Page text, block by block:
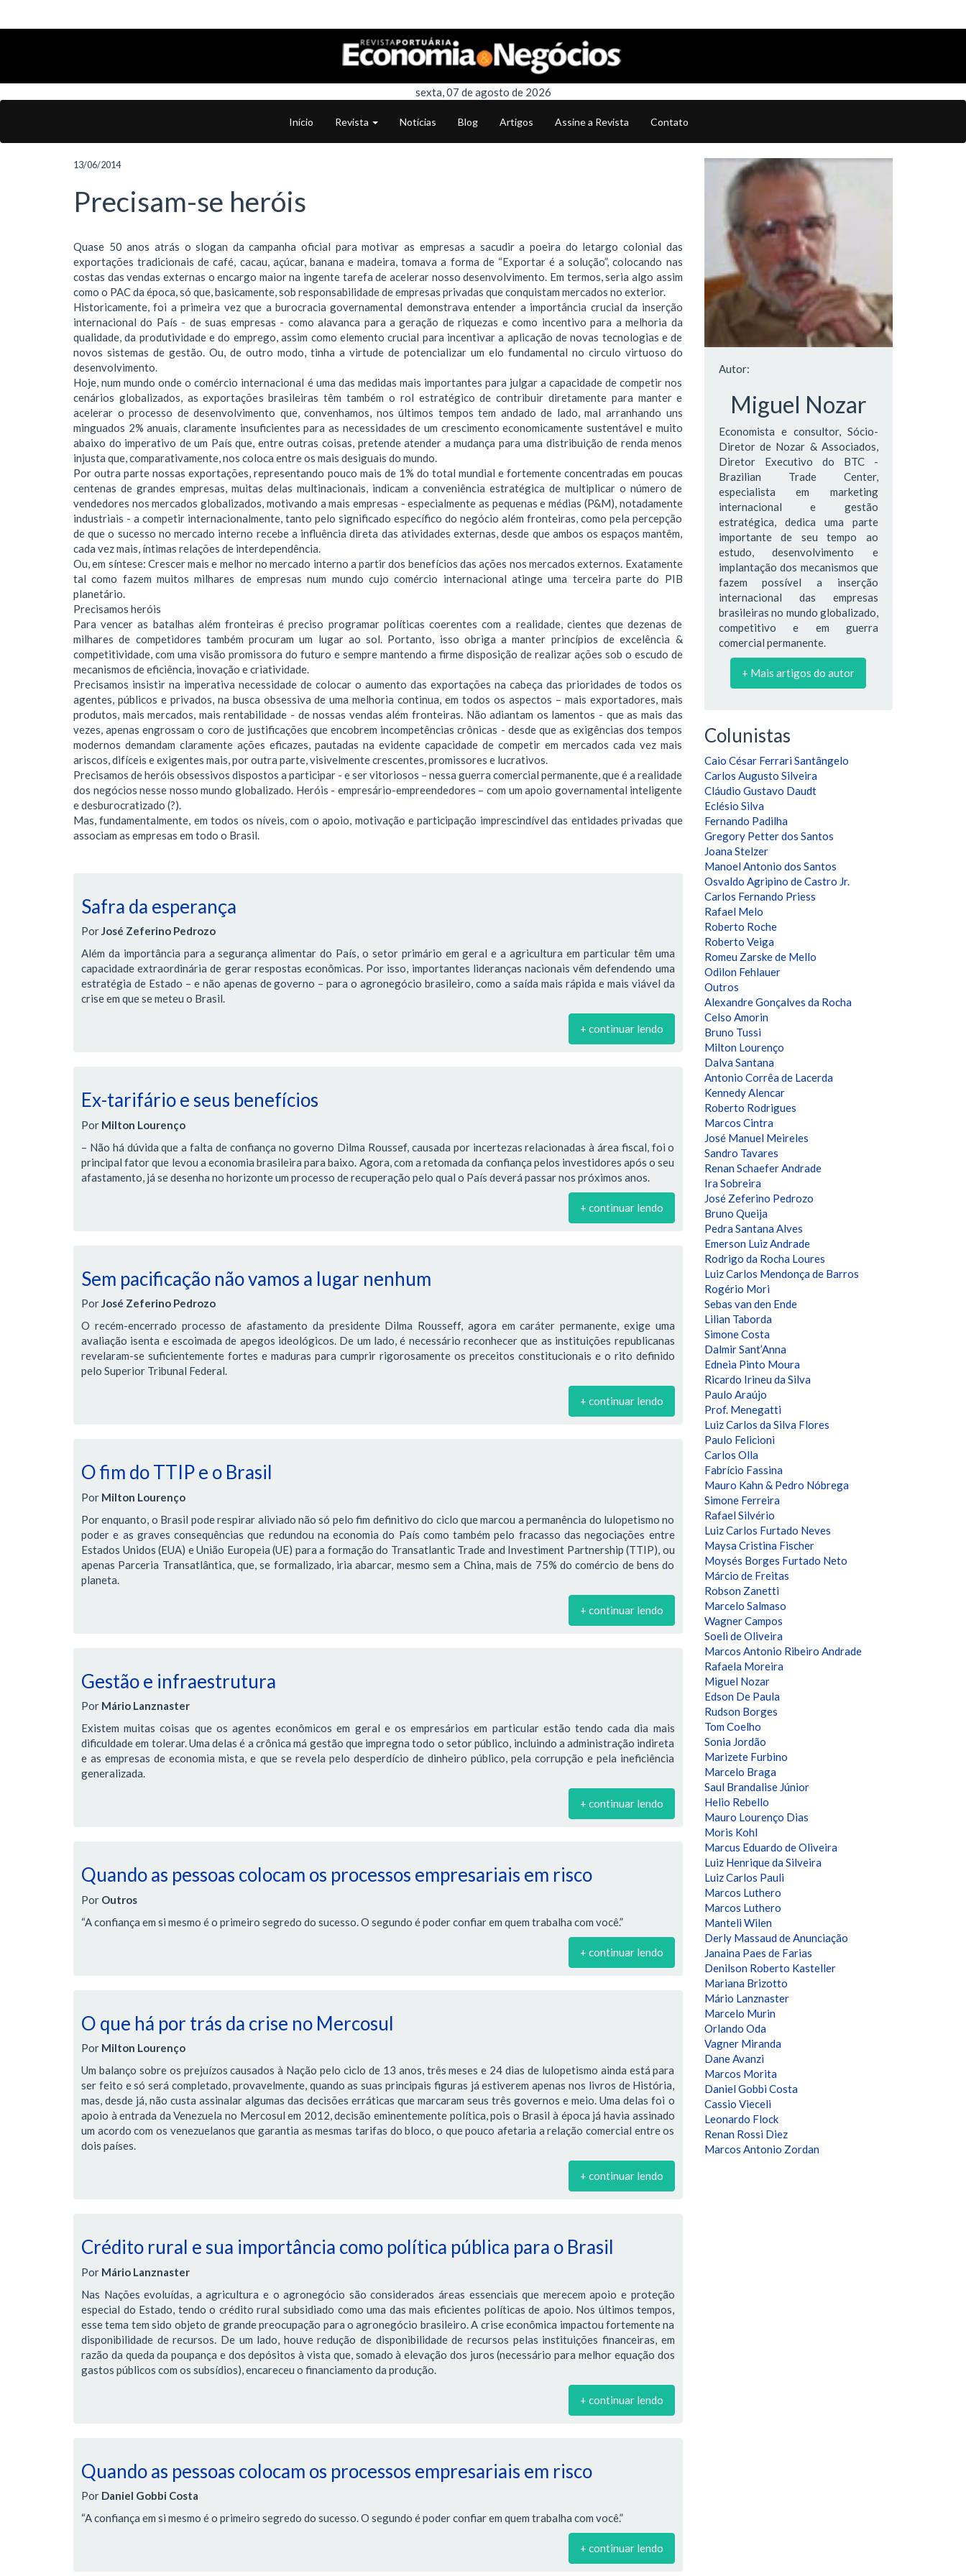
sexta, 07 de agosto de 2026
Início Revista Notícias Blog Artigos Assine a Revista Contato
13/06/2014
Precisam-se heróis
Quase 50 anos atrás o slogan da campanha oficial para motivar as empresas a sacudir a poeira do letargo colonial das
exportações tradicionais de café, cacau, açúcar, banana e madeira, tomava a forma de “Exportar é a solução”, colocando nas
costas das vendas externas o encargo maior na ingente tarefa de acelerar nosso desenvolvimento. Em termos, seria algo assim
como o PAC da época, só que, basicamente, sob responsabilidade de empresas privadas que conquistam mercados no exterior.
Historicamente, foi a primeira vez que a burocracia governamental demonstrava entender a importância crucial da inserção
internacional do País - de suas empresas - como alavanca para a geração de riquezas e como incentivo para a melhoria da
qualidade, da produtividade e do emprego, assim como elemento crucial para incentivar a aplicação de novas tecnologias e de
novos sistemas de gestão. Ou, de outro modo, tinha a virtude de potencializar um elo fundamental no circulo virtuoso do
desenvolvimento.
Hoje, num mundo onde o comércio internacional é uma das medidas mais importantes para julgar a capacidade de competir nos
cenários globalizados, as exportações brasileiras têm também o rol estratégico de contribuir diretamente para manter e
acelerar o processo de desenvolvimento que, convenhamos, nos últimos tempos tem andado de lado, mal arranhando uns
minguados 2% anuais, claramente insuficientes para as necessidades de um crescimento economicamente sustentável e muito
abaixo do imperativo de um País que, entre outras coisas, pretende atender a mudança para uma distribuição de renda menos
injusta que, comparativamente, nos coloca entre os mais desiguais do mundo.
Por outra parte nossas exportações, representando pouco mais de 1% do total mundial e fortemente concentradas em poucas
centenas de grandes empresas, muitas delas multinacionais, indicam a conveniência estratégica de multiplicar o número de
vendedores nos mercados globalizados, motivando a mais empresas - especialmente as pequenas e médias (P&M), notadamente
industriais - a competir internacionalmente, tanto pelo significado específico do negócio além fronteiras, como pela percepção
de que o sucesso no mercado interno recebe a influência direta das atividades externas, desde que ambos os espaços mantêm,
cada vez mais, íntimas relações de interdependência.
Ou, em síntese: Crescer mais e melhor no mercado interno a partir dos benefícios das ações nos mercados externos. Exatamente
tal como fazem muitos milhares de empresas num mundo cujo comércio internacional atinge uma terceira parte do PIB
planetário.
Precisamos heróis
Para vencer as batalhas além fronteiras é preciso programar políticas coerentes com a realidade, cientes que dezenas de
milhares de competidores também procuram um lugar ao sol. Portanto, isso obriga a manter princípios de excelência &
competitividade, com uma visão promissora do futuro e sempre mantendo a firme disposição de realizar ações sob o escudo de
mecanismos de eficiência, inovação e criatividade.
Precisamos insistir na imperativa necessidade de colocar o aumento das exportações na cabeça das prioridades de todos os
agentes, públicos e privados, na busca obsessiva de uma melhoria continua, em todos os aspectos – mais exportadores, mais
produtos, mais mercados, mais rentabilidade - de nossas vendas além fronteiras. Não adiantam os lamentos - que as mais das
vezes, apenas engrossam o coro de justificações que encobrem incompetências crônicas - desde que as exigências dos tempos
modernos demandam claramente ações eficazes, pautadas na evidente capacidade de competir em mercados cada vez mais
ariscos, difíceis e exigentes mais, por outra parte, visivelmente crescentes, promissores e lucrativos.
Precisamos de heróis obsessivos dispostos a participar - e ser vitoriosos – nessa guerra comercial permanente, que é a realidade
dos negócios nesse nosso mundo globalizado. Heróis - empresário-empreendedores – com um apoio governamental inteligente
e desburocratizado (?).
Mas, fundamentalmente, em todos os níveis, com o apoio, motivação e participação imprescindível das entidades privadas que
associam as empresas em todo o Brasil.
Safra da esperança
PorJosé Zeferino Pedrozo
Além da importância para a segurança alimentar do País, o setor primário em geral e a agricultura em particular têm uma
capacidade extraordinária de gerar respostas econômicas. Por isso, importantes lideranças nacionais vêm defendendo uma
estratégia de Estado – e não apenas de governo – para o agronegócio brasileiro, como a saída mais rápida e mais viável da
crise em que se meteu o Brasil.
+ continuar lendo
Ex-tarifário e seus benefícios
Por Milton Lourenço
– Não há dúvida que a falta de confiança no governo Dilma Roussef, causada por incertezas relacionadas à área fiscal, foi o
principal fator que levou a economia brasileira para baixo. Agora, com a retomada da confiança pelos investidores após o seu
afastamento, já se desenha no horizonte um processo de recuperação pelo qual o País deverá passar nos próximos anos.
+ continuar lendo
Sem pacificação não vamos a lugar nenhum
PorJosé Zeferino Pedrozo
O recém-encerrado processo de afastamento da presidente Dilma Rousseff, agora em caráter permanente, exige uma
avaliação isenta e escoimada de apegos ideológicos. De um lado, é necessário reconhecer que as instituições republicanas
revelaram-se suficientemente fortes e maduras para cumprir rigorosamente os preceitos constitucionais e o rito definido
pelo Superior Tribunal Federal.
+ continuar lendo
O fim do TTIP e o Brasil
Por Milton Lourenço
Por enquanto, o Brasil pode respirar aliviado não só pelo fim definitivo do ciclo que marcou a permanência do lulopetismo no
poder e as graves consequências que redundou na economia do País como também pelo fracasso das negociações entre
Estados Unidos (EUA) e União Europeia (UE) para a formação do Transatlantic Trade and Investiment Partnership (TTIP), ou
apenas Parceria Transatlântica, que, se formalizado, iria abarcar, mesmo sem a China, mais de 75% do comércio de bens do
planeta.
+ continuar lendo
Gestão e infraestrutura
Por Mário Lanznaster
Existem muitas coisas que os agentes econômicos em geral e os empresários em particular estão tendo cada dia mais
dificuldade em tolerar. Uma delas é a crônica má gestão que impregna todo o setor público, incluindo a administração indireta
e as empresas de economia mista, e que se revela pelo desperdício de dinheiro público, pela corrupção e pela ineficiência
generalizada.
+ continuar lendo
Quando as pessoas colocam os processos empresariais em risco
Por Outros
“A confiança em si mesmo é o primeiro segredo do sucesso. O segundo é poder confiar em quem trabalha com você.”
+ continuar lendo
O que há por trás da crise no Mercosul
Por Milton Lourenço
Um balanço sobre os prejuízos causados à Nação pelo ciclo de 13 anos, três meses e 24 dias de lulopetismo ainda está para
ser feito e só será completado, provavelmente, quando as suas principais figuras já estiverem apenas nos livros de História,
mas, desde já, não custa assinalar algumas das decisões erráticas que marcaram seus três governos e meio. Uma delas foi o
apoio à entrada da Venezuela no Mercosul em 2012, decisão eminentemente política, pois o Brasil à época já havia assinado
um acordo com os venezuelanos que garantia as mesmas tarifas do bloco, o que pouco afetaria a relação comercial entre os
dois países.
+ continuar lendo
Crédito rural e sua importância como política pública para o Brasil
Por Mário Lanznaster
Nas Nações evoluídas, a agricultura e o agronegócio são considerados áreas essenciais que merecem apoio e proteção
especial do Estado, tendo o crédito rural subsidiado como uma das mais eficientes políticas de apoio. Nos últimos tempos,
esse tema tem sido objeto de grande preocupação para o agronegócio brasileiro. A crise econômica impactou fortemente na
disponibilidade de recursos. De um lado, houve redução de disponibilidade de recursos pelas instituições financeiras, em
razão da queda da poupança e dos depósitos à vista que, somado à elevação dos juros (necessário para melhor equação dos
gastos públicos com os subsídios), encareceu o financiamento da produção.
+ continuar lendo
Quando as pessoas colocam os processos empresariais em risco
Por Daniel Gobbi Costa
“A confiança em si mesmo é o primeiro segredo do sucesso. O segundo é poder confiar em quem trabalha com você.”
+ continuar lendo
Autor:
Miguel Nozar
Economista e consultor, Sócio-
Diretor de Nozar & Associados,
Diretor Executivo do BTC -
Brazilian Trade Center,
especialista em marketing
internacional e gestão
estratégica, dedica uma parte
importante de seu tempo ao
estudo, desenvolvimento e
implantação dos mecanismos que
fazem possível a inserção
internacional das empresas
brasileiras no mundo globalizado,
competitivo e em guerra
comercial permanente.
+ Mais artigos do autor
Colunistas
Caio César Ferrari Santângelo
Carlos Augusto Silveira
Cláudio Gustavo Daudt
Eclésio Silva
Fernando Padilha
Gregory Petter dos Santos
Joana Stelzer
Manoel Antonio dos Santos
Osvaldo Agripino de Castro Jr.
Carlos Fernando Priess
Rafael Melo
Roberto Roche
Roberto Veiga
Romeu Zarske de Mello
Odilon Fehlauer
Outros
Alexandre Gonçalves da Rocha
Celso Amorin
Bruno Tussi
Milton Lourenço
Dalva Santana
Antonio Corrêa de Lacerda
Kennedy Alencar
Roberto Rodrigues
Marcos Cintra
José Manuel Meireles
Sandro Tavares
Renan Schaefer Andrade
Ira Sobreira
José Zeferino Pedrozo
Bruno Queija
Pedra Santana Alves
Emerson Luiz Andrade
Rodrigo da Rocha Loures
Luiz Carlos Mendonça de Barros
Rogério Mori
Sebas van den Ende
Lilian Taborda
Simone Costa
Dalmir Sant’Anna
Edneia Pinto Moura
Ricardo Irineu da Silva
Paulo Araújo
Prof. Menegatti
Luiz Carlos da Silva Flores
Paulo Felicioni
Carlos Olla
Fabrício Fassina
Mauro Kahn & Pedro Nóbrega
Simone Ferreira
Rafael Silvério
Luiz Carlos Furtado Neves
Maysa Cristina Fischer
Moysés Borges Furtado Neto
Márcio de Freitas
Robson Zanetti
Marcelo Salmaso
Wagner Campos
Soeli de Oliveira
Marcos Antonio Ribeiro Andrade
Rafaela Moreira
Miguel Nozar
Edson De Paula
Rudson Borges
Tom Coelho
Sonia Jordão
Marizete Furbino
Marcelo Braga
Saul Brandalise Júnior
Helio Rebello
Mauro Lourenço Dias
Moris Kohl
Marcus Eduardo de Oliveira
Luiz Henrique da Silveira
Luiz Carlos Pauli
Marcos Luthero
Marcos Luthero
Manteli Wilen
Derly Massaud de Anunciação
Janaina Paes de Farias
Denilson Roberto Kasteller
Mariana Brizotto
Mário Lanznaster
Marcelo Murin
Orlando Oda
Vagner Miranda
Dane Avanzi
Marcos Morita
Daniel Gobbi Costa
Cassio Vieceli
Leonardo Flock
Renan Rossi Diez
Marcos Antonio Zordan